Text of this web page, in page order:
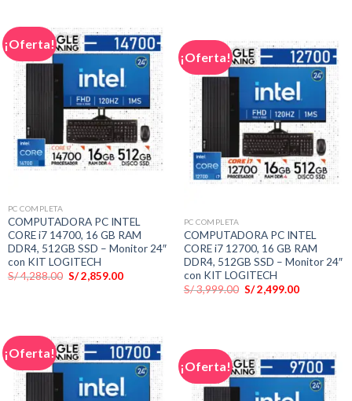
¡Oferta!
PC COMPLETA
COMPUTADORA PC INTEL
CORE i7 14700, 16 GB RAM
DDR4, 512GB SSD – Monitor 24″
con KIT LOGITECH
S/4,288.00 El
precio
S/2,859.00El
¡Oferta!
PC COMPLETA
COMPUTADORA PC INTEL
CORE i7 12700, 16 GB RAM
DDR4, 512GB SSD – Monitor 24″
con KIT LOGITECH
S/3,999.00 El
precio
S/2,499.00El
¡Oferta!
¡Oferta!